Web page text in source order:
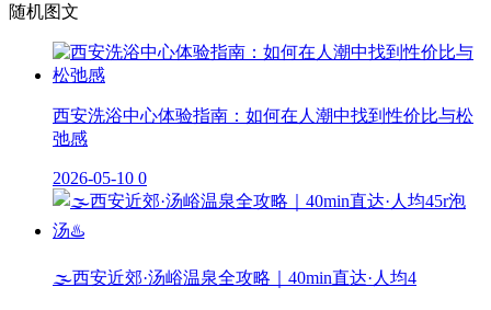
随机图文
西安洗浴中心体验指南：如何在人潮中找到性价比与松
弛感
2026-05-10 0
🌫️西安近郊·汤峪温泉全攻略｜40min直达·人均4